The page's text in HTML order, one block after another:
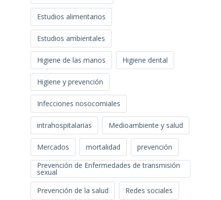
Estudios alimentarios
Estudios ambientales
Higiene de las manos Higiene dental
Higiene y prevención
Infecciones nosocomiales
intrahospitalarias Medioambiente y salud
Mercados mortalidad
prevención
Prevención de Enfermedades de transmisión
sexual
Prevención de la salud
Redes sociales